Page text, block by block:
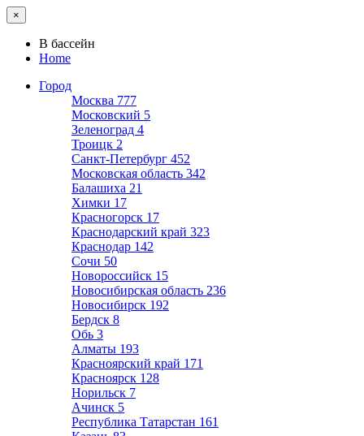
×
В бассейн
Home
Город
Москва 777
Московский 5
Зеленоград 4
Троицк 2
Санкт-Петербург 452
Московская область 342
Балашиха 21
Химки 17
Красногорск 17
Краснодарский край 323
Краснодар 142
Сочи 50
Новороссийск 15
Новосибирская область 236
Новосибирск 192
Бердск 8
Обь 3
Алматы 193
Красноярский край 171
Красноярск 128
Норильск 7
Ачинск 5
Республика Татарстан 161